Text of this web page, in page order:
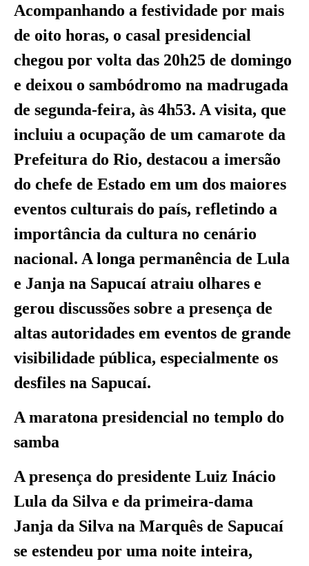
Acompanhando a festividade por mais
de oito horas, o casal presidencial
chegou por volta das 20h25 de domingo
e deixou o sambódromo na madrugada
de segunda-feira, às 4h53. A visita, que
incluiu a ocupação de um camarote da
Prefeitura do Rio, destacou a imersão
do chefe de Estado em um dos maiores
eventos culturais do país, refletindo a
importância da cultura no cenário
nacional. A longa permanência de Lula
e Janja na Sapucaí atraiu olhares e
gerou discussões sobre a presença de
altas autoridades em eventos de grande
visibilidade pública, especialmente os
desfiles na Sapucaí.
A maratona presidencial no templo do
samba
A presença do presidente Luiz Inácio
Lula da Silva e da primeira-dama
Janja da Silva na Marquês de Sapucaí
se estendeu por uma noite inteira,